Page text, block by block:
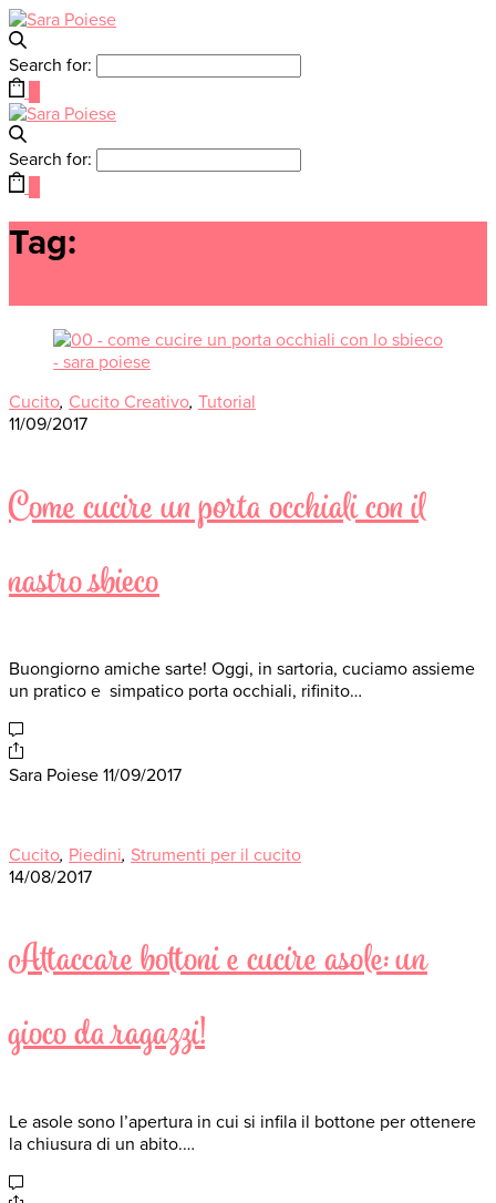
Search for:
Search for:
Tag:
Cucito, Cucito Creativo, Tutorial
11/09/2017
Come cucire un porta occhiali con il
nastro sbieco
Buongiorno amiche sarte! Oggi, in sartoria, cuciamo assieme
un pratico e simpatico porta occhiali, rifinito…
Sara Poiese 11/09/2017
Cucito, Piedini, Strumenti per il cucito
14/08/2017
Attaccare bottoni e cucire asole: un
gioco da ragazzi!
Le asole sono l’apertura in cui si infila il bottone per ottenere
la chiusura di un abito.…